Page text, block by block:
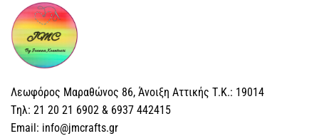
Λεωφόρος Μαραθώνος 86, Άνοιξη Αττικής Τ.Κ.: 19014
Tηλ: 21 20 21 6902 & 6937 442415
Email: info@jmcrafts.gr